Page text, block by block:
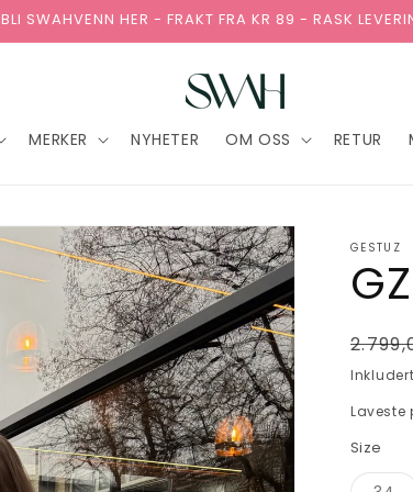
BLI SWAHVENN HER - FRAKT FRA KR 89 - RASK
MERKER NYHETER OM OSS RETUR
GESTUZ
pris
Laveste
Size